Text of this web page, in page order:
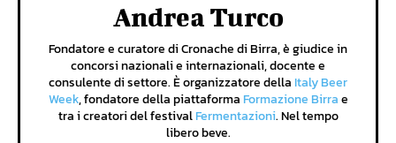
Andrea Turco
Fondatore e curatore di Cronache di Birra, è giudice in
concorsi nazionali e internazionali, docente e
consulente di settore. È organizzatore della Italy Beer
Week, fondatore della piattaforma Formazione Birrae
tra i creatori del festivalFermentazioni. Nel tempo
libero beve.